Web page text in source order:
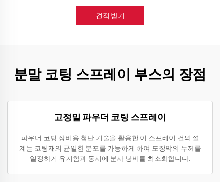
견적 받기
분말 코팅 스프레이 부스의 장점
고정밀 파우더 코팅 스프레이
파우더 코팅 장비용 첨단 기술을 활용한 이 스프레이 건의 설
계는 코팅재의 균일한 분포를 가능하게 하여 도장막의 두께를
일정하게 유지함과 동시에 분사 낭비를 최소화합니다.